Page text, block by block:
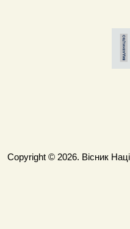
Copyright © 2026. Вісник